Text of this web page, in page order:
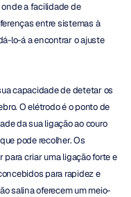
a facilidade de
entre sistemas à
lo-á a encontrar o ajuste
capacidade de detetar os
O elétrodo é o ponto de
da sua ligação ao couro
pode recolher. Os
criar uma ligação forte e
para rapidez e
salina oferecem um meio-